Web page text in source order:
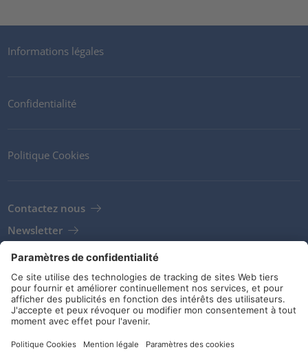
Informations légales
Confidentialité
Politique Cookies
Contactez nous
Newsletter
Clients
Fournisseurs
Conditions de stockage
Réseaux sociaux